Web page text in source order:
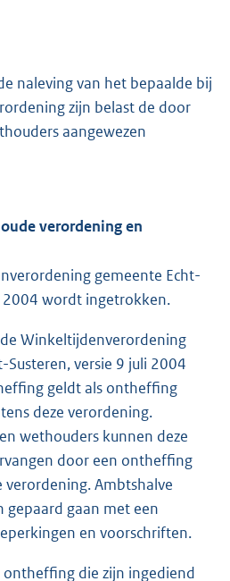
naleving van het bepaalde bij
zijn belast de door
aangewezen
verordening en
gemeente Echt-
2004 wordt ingetrokken.
Winkeltijdenverordening
Susteren, versie 9 juli 2004
geldt als ontheffing
deze verordening.
wethouders kunnen deze
door een ontheffing
verordening. Ambtshalve
gepaard gaan met een
en voorschriften.
ontheffing die zijn ingediend